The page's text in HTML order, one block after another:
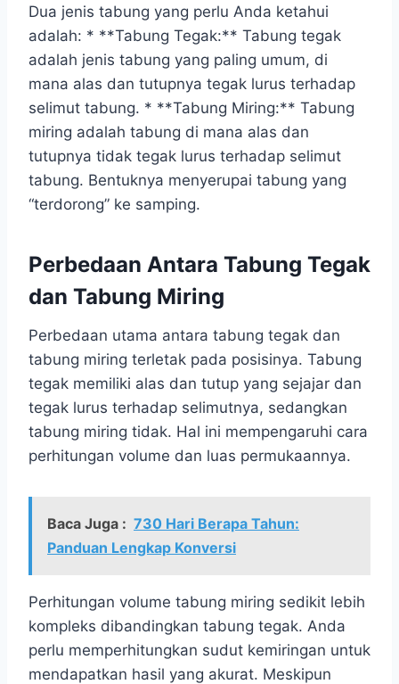
Dua jenis tabung yang perlu Anda ketahui
adalah: * **Tabung Tegak:** Tabung tegak
adalah jenis tabung yang paling umum, di
mana alas dan tutupnya tegak lurus terhadap
selimut tabung. * **Tabung Miring:** Tabung
miring adalah tabung di mana alas dan
tutupnya tidak tegak lurus terhadap selimut
tabung. Bentuknya menyerupai tabung yang
“terdorong” ke samping.
Perbedaan Antara Tabung Tegak
dan Tabung Miring
Perbedaan utama antara tabung tegak dan
tabung miring terletak pada posisinya. Tabung
tegak memiliki alas dan tutup yang sejajar dan
tegak lurus terhadap selimutnya, sedangkan
tabung miring tidak. Hal ini mempengaruhi cara
perhitungan volume dan luas permukaannya.
Baca Juga : 730 Hari Berapa Tahun:
Panduan Lengkap Konversi
Perhitungan volume tabung miring sedikit lebih
kompleks dibandingkan tabung tegak. Anda
perlu memperhitungkan sudut kemiringan untuk
mendapatkan hasil yang akurat. Meskipun